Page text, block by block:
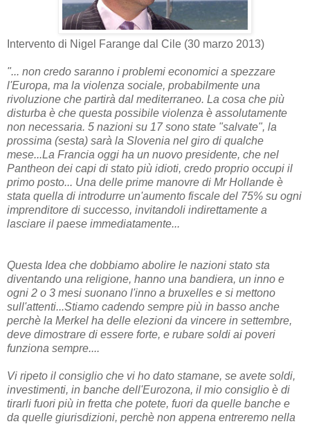
Intervento di Nigel Farange dal Cile (30 marzo 2013)
"... non credo saranno i problemi economici a spezzare
l'Europa, ma la violenza sociale, probabilmente una
rivoluzione che partirà dal mediterraneo. La cosa che più
disturba è che questa possibile violenza è assolutamente
non necessaria. 5 nazioni su 17 sono state "salvate", la
prossima (sesta) sarà la Slovenia nel giro di qualche
mese...La Francia oggi ha un nuovo presidente, che nel
Pantheon dei capi di stato più idioti, credo proprio occupi il
primo posto... Una delle prime manovre di Mr Hollande è
stata quella di introdurre un'aumento fiscale del 75% su ogni
imprenditore di successo, invitandoli indirettamente a
lasciare il paese immediatamente...
Questa Idea che dobbiamo abolire le nazioni stato sta
diventando una religione, hanno una bandiera, un inno e
ogni 2 o 3 mesi suonano l'inno a bruxelles e si mettono
sull'attenti...Stiamo cadendo sempre più in basso anche
perchè la Merkel ha delle elezioni da vincere in settembre,
deve dimostrare di essere forte, e rubare soldi ai poveri
funziona sempre....
Vi ripeto il consiglio che vi ho dato stamane, se avete soldi,
investimenti, in banche dell'Eurozona, il mio consiglio è di
tirarli fuori più in fretta che potete, fuori da quelle banche e
da quelle giurisdizioni, perchè non appena entreremo nella